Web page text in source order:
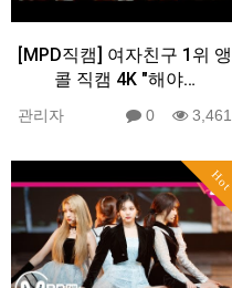
[MPD직캠] 여자친구 1위 앵
콜 직캠 4K "해야…
관리자 0 3,461
Hot